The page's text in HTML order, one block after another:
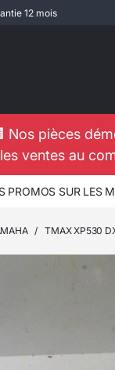
12 mois
Nos pièces
ventes au
PROMOS SUR LES
/ TMAX XP530